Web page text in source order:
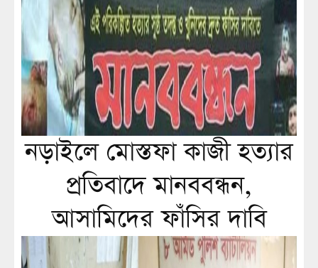
নড়াইলে মোস্তফা কাজী হত্যার
প্রতিবাদে মানববন্ধন,
আসামিদের ফাঁসির দাবি